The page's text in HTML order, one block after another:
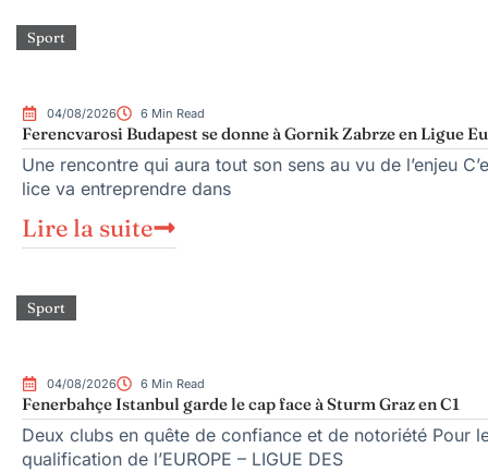
Sport
04/08/2026 6 Min Read
Ferencvarosi Budapest se donne à Gornik Zabrze en Ligue
Une rencontre qui aura tout son sens au vu de l’enjeu
lice va entreprendre dans
Lire la suite
Sport
04/08/2026 6 Min Read
Fenerbahçe Istanbul garde le cap face à Sturm Graz en C1
Deux clubs en quête de confiance et de notoriété Pour
qualification de l’EUROPE – LIGUE DES